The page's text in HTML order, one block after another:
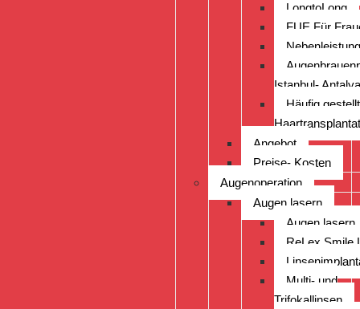
LongtoLong
FUE Für
Istanbul-
Häufig
Angebot
Preise- Kosten
Augenoperation
Augen lasern
Augen lasern
ReLex Smile
Multi- und
Trifokallinsen